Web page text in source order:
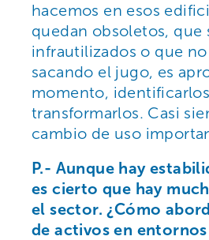
hacemos en esos
quedan obsoletos, que
infrautilizados o que no
sacando el jugo, es
momento,
transformarlos. Casi
cambio de uso
P.- Aunque hay
es cierto que hay
el sector. ¿Cómo
de activos en